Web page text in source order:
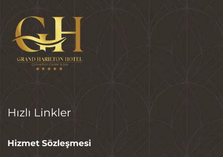
Hızlı Linkler
Hizmet Sözleşmesi